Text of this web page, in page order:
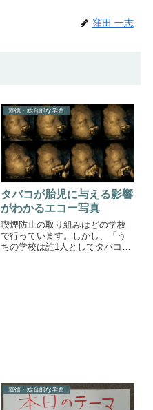
窪田 一志
道徳・総合的な学習
タバコが胎児に与える影響
がわかるエコー写真
喫煙防止の取り組みはどの学校
で行っています。しかし、「う
ちの学校は誰1人としてタバコを
道徳・総合的な学習